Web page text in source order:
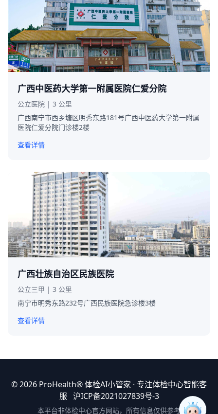
广西中医药大学第一附属医院仁爱分院
公立医院 | 3 公里
广西南宁市西乡塘区明秀东路181号广西中医药大学第一附属
医院仁爱分院门诊楼2楼
查看详情
广西壮族自治区民族医院
公立三甲 | 3 公里
南宁市明秀东路232号广西民族医院急诊楼3楼
查看详情
© 2026 ProHealth®体检AI小管家 · 专注体检中心智能客
服 沪ICP备2021027839号-3
本平台非体检中心官方网站，所有信息仅供参考